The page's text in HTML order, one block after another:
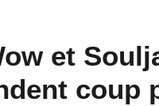
et
coup